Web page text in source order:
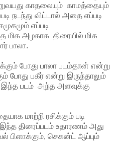
காதலையும் காமத்தையும்
நடந்து விட்டால் அதை எப்படி
எப்படி
மிக அழகாக திரையில் மிக
பாலா.
போது பாலா படம்தான் என்று
போது பகீர் என்று இருந்தாலும்
இந்த படம் அந்த அளவுக்கு
மாற்றி ரசிக்கும் படி
திரைப்படம் உதாரணம் அது
பிளாக்கும், செகன்ட் ஆப்பும்